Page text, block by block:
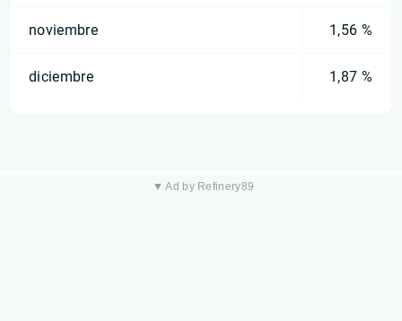
noviembre 1,56 %
diciembre 1,87 %
▼ Ad by Refinery89